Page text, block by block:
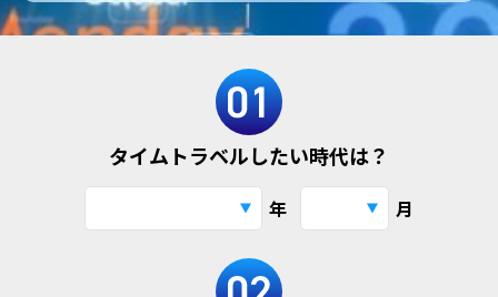
タイムトラベルしたい時代は？
年 月